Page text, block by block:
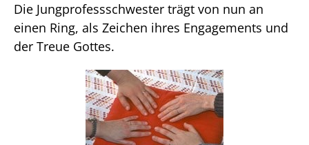
Die Jungprofessschwester trägt von nun an
einen Ring, als Zeichen ihres Engagements und
der Treue Gottes.